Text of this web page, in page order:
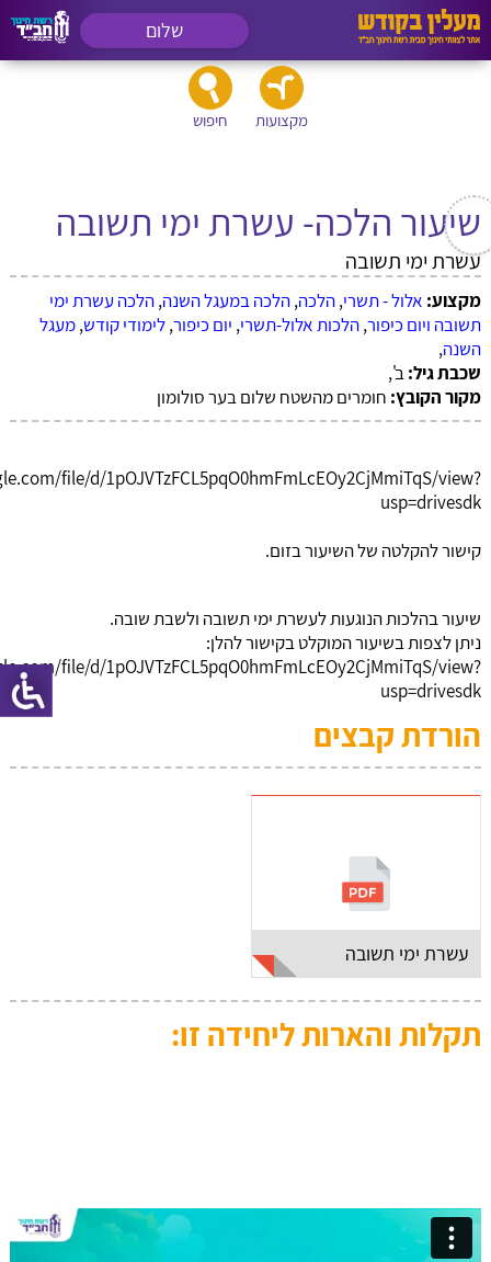
שלום
מקצועות חיפוש
שיעור הלכה- עשרת ימי תשובה
עשרת ימי תשובה
מקצוע: אלול - תשרי,הלכה,הלכה במעגל השנה,הלכה עשרת ימי
תשובה ויום כיפור,הלכות אלול-תשרי, יום כיפור,לימודי קודש,מעגל
השנה,
שכבת גיל:ב',
מקור הקובץ: חומרים מהשטח שלום בער סולומון
file/d/1pOJVTzFCL5pqO0hmFmLcEOy2CjMmiTqS/view?
usp=drivesdk
קישור להקלטה של השיעור בזום.
שיעור בהלכות הנוגעות לעשרת ימי תשובה ולשבת שובה.
ניתן לצפות בשיעור המוקלט בקישור להלן:
file/d/1pOJVTzFCL5pqO0hmFmLcEOy2CjMmiTqS/view?
usp=drivesdk
הורדת קבצים
עשרת ימי תשובה
תקלות והארות ליחידה זו: